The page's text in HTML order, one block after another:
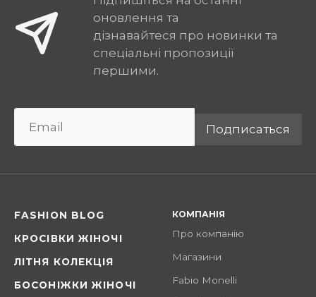
оновлення та
дізнавайтеся про новинки та
спеціальні пропозиції
першими.
Подписаться
FASHION BLOG
КРОСІВКИ ЖІНОЧІ
ЛІТНЯ КОЛЕКЦІЯ
БОСОНІЖКИ ЖІНОЧІ
КОМПАНІЯ
Про компанію
Магазини
Fabio Monelli